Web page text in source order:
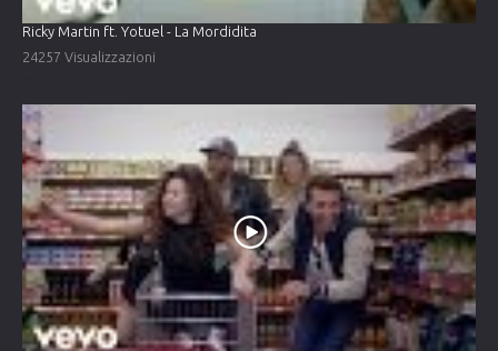
Ricky Martin ft. Yotuel - La Mordidita
24257 Visualizzazioni